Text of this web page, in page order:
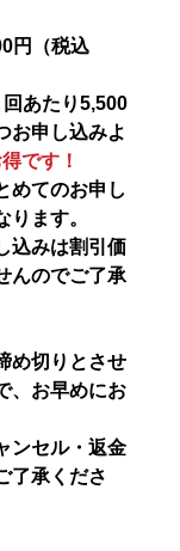
円（税込
あたり5,500
お申し込みよ
です！
めてのお申し
ります。
込みは割引価
んのでご了承
め切りとさせ
、お早めにお
ンセル・返金
了承くださ